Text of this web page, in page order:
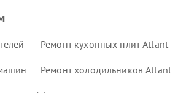
Ремонт кухонных плит Atlant
Ремонт холодильников Atlant